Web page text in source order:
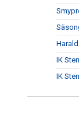
IK
IK